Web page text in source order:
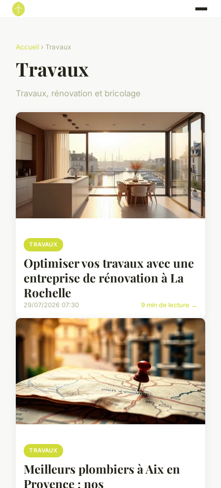
Accueil › Travaux
Travaux
Travaux, rénovation et bricolage
TRAVAUX
Optimiser vos travaux avec une
entreprise de rénovation à La
Rochelle
29/07/2026 07:30 9 min de lecture →
TRAVAUX
Meilleurs plombiers à Aix en
Provence : nos